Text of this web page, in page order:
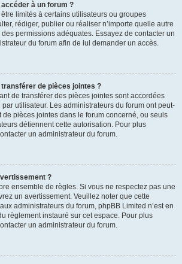
à un forum ?
limités à certains utilisateurs ou groupes
rédiger, publier ou réaliser n’importe quelle autre
permissions adéquates. Essayez de contacter un
du forum afin de lui demander un accès.
transférer de pièces jointes ?
de transférer des pièces jointes sont accordées
utilisateur. Les administrateurs du forum ont peut-
de pièces jointes dans le forum concerné, ou seuls
détiennent cette autorisation. Pour plus
un administrateur du forum.
?
ensemble de règles. Si vous ne respectez pas une
un avertissement. Veuillez noter que cette
administrateurs du forum, phpBB Limited n’est en
règlement instauré sur cet espace. Pour plus
un administrateur du forum.